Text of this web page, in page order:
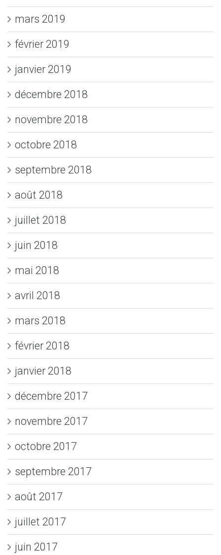
mars 2019
février 2019
janvier 2019
décembre 2018
novembre 2018
octobre 2018
septembre 2018
août 2018
juillet 2018
juin 2018
mai 2018
avril 2018
mars 2018
février 2018
janvier 2018
décembre 2017
novembre 2017
octobre 2017
septembre 2017
août 2017
juillet 2017
juin 2017